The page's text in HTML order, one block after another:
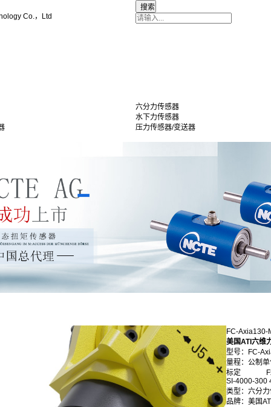
Co.，Ltd
六分力传感器
水下力传感器
压力传感器/变送器
FC-Axia130-
美国ATI六维
型号：FC-
量程：公制
标定
SI-4000-300
类型：六分
品牌：美国